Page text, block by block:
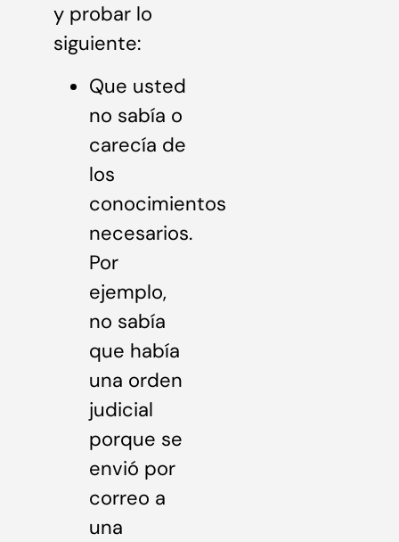
y probar lo
siguiente:
Que usted
no sabía o
carecía de
los
conocimientos
necesarios.
Por
ejemplo,
no sabía
que había
una orden
judicial
porque se
envió por
correo a
una